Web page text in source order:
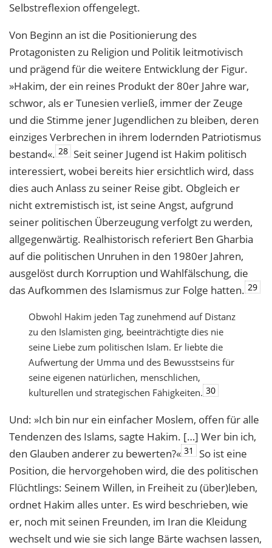
Selbstreflexion offengelegt.
Von Beginn an ist die Positionierung des
Protagonisten zu Religion und Politik leitmotivisch
und prägend für die weitere Entwicklung der Figur.
»Hakim, der ein reines Produkt der 80er Jahre war,
schwor, als er Tunesien verließ, immer der Zeuge
und die Stimme jener Jugendlichen zu bleiben, deren
einziges Verbrechen in ihrem lodernden Patriotismus
bestand«. 28 Seit seiner Jugend ist Hakim politisch
interessiert, wobei bereits hier ersichtlich wird, dass
dies auch Anlass zu seiner Reise gibt. Obgleich er
nicht extremistisch ist, ist seine Angst, aufgrund
seiner politischen Überzeugung verfolgt zu werden,
allgegenwärtig. Realhistorisch referiert Ben Gharbia
auf die politischen Unruhen in den 1980er Jahren,
ausgelöst durch Korruption und Wahlfälschung, die
das Aufkommen des Islamismus zur Folge hatten. 29
Obwohl Hakim jeden Tag zunehmend auf Distanz
zu den Islamisten ging, beeinträchtigte dies nie
seine Liebe zum politischen Islam. Er liebte die
Aufwertung der Umma und des Bewusstseins für
seine eigenen natürlichen, menschlichen,
kulturellen und strategischen Fähigkeiten. 30
Und: »Ich bin nur ein einfacher Moslem, offen für alle
Tendenzen des Islams, sagte Hakim. […] Wer bin ich,
den Glauben anderer zu bewerten?« 31
So ist eine
Position, die hervorgehoben wird, die des politischen
Flüchtlings: Seinem Willen, in Freiheit zu (über)leben,
ordnet Hakim alles unter. Es wird beschrieben, wie
er, noch mit seinen Freunden, im Iran die Kleidung
wechselt und wie sie sich lange Bärte wachsen lassen,